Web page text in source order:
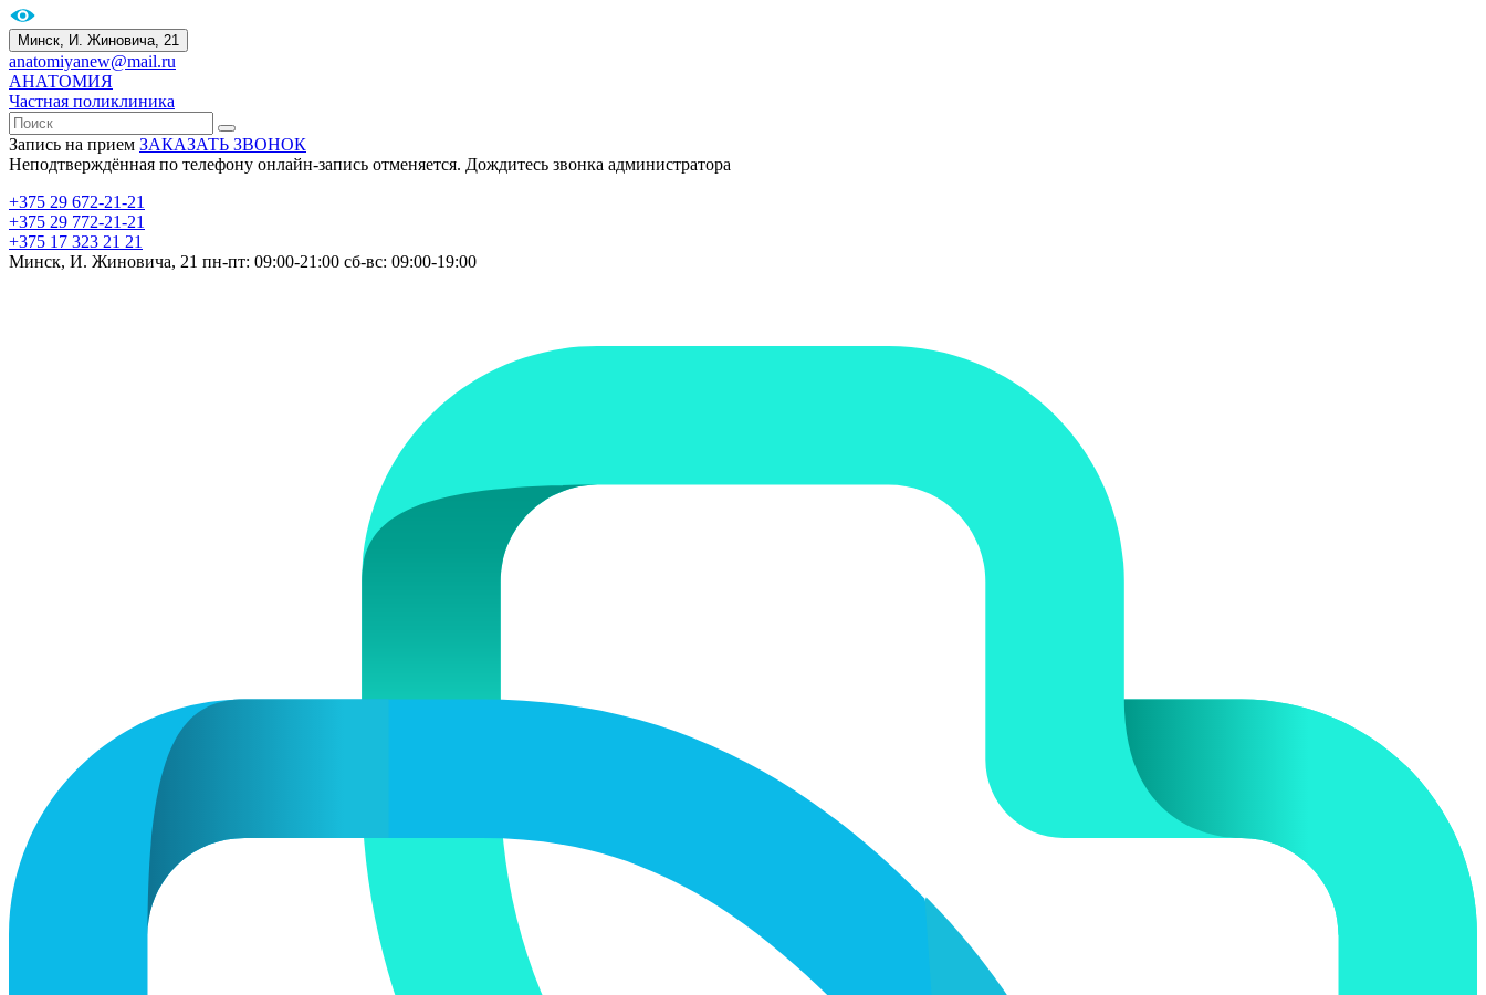
Минск, И. Жиновича, 21
anatomiyanew@mail.ru
АНАТОМИЯ
Частная поликлиника
Запись на прием ЗАКАЗАТЬ ЗВОНОК
Неподтверждённая по телефону онлайн-запись отменяется. Дождитесь звонка администратора
+375 29 672-21-21
+375 29 772-21-21
+375 17 323 21 21
Минск, И. Жиновича, 21 пн-пт: 09:00-21:00 сб-вс: 09:00-19:00